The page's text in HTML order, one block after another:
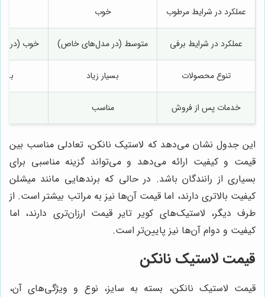
عملکرد در شرایط مرطوب خوب
عملکرد در شرایط برفی متوسط (در مدل‌های خاص) خوب (در
تنوع محصولات بسیار زیاد
خدمات پس از فروش مناسب
این جدول نشان می‌دهد که لاستیک نانکن، تعادلی مناسب بین
قیمت و کیفیت ارائه می‌دهد و می‌تواند گزینه مناسبی برای
بسیاری از رانندگان باشد. در حالی که برندهایی مانند میشلن
کیفیت بالاتری دارند، اما قیمت آن‌ها نیز به مراتب بیشتر است. از
طرف دیگر، لاستیک‌های کویر تایر قیمت ارزان‌تری دارند، اما
کیفیت و دوام آن‌ها نیز پایین‌تر است.
قیمت لاستیک نانکن
قیمت لاستیک نانکن، بسته به سایز، نوع و ویژگی‌های آن،